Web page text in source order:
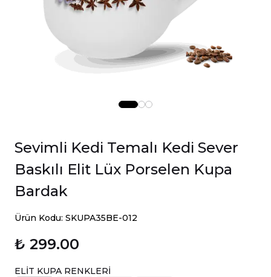
Sevimli Kedi Temalı Kedi Sever
Baskılı Elit Lüx Porselen Kupa
Bardak
Ürün Kodu: SKUPA35BE-012
₺ 299.00
ELİT KUPA RENKLERİ